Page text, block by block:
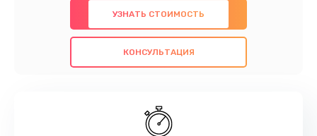
использованием оригинальных компонентов, а
также гарантируем качество всех
проведенных работ. Наша цель - предоставить
наилучшим образом. Не медлите записаться на
УЗНАТЬ СТОИМОСТЬ
КОНСУЛЬТАЦИЯ